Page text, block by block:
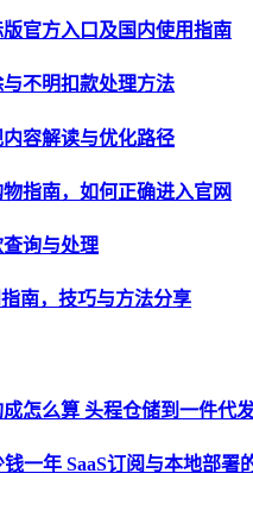
官方入口及国内使用指南
不明扣款处理方法
容解读与优化路径
物指南，如何正确进入官网
询与处理
南，技巧与方法分享
怎么算 头程仓储到一件代
一年 SaaS订阅与本地部署